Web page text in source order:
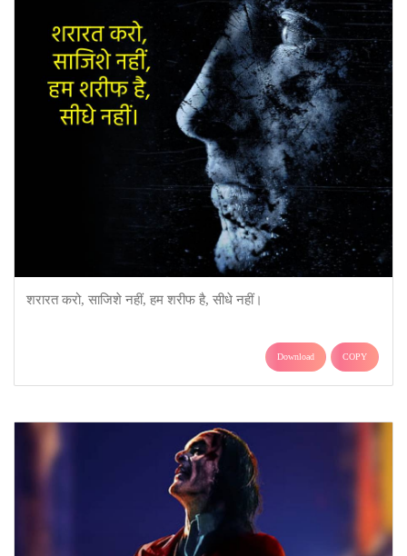
शरारत करो, साजिशे नहीं, हम शरीफ है, सीधे नहीं।
Download COPY